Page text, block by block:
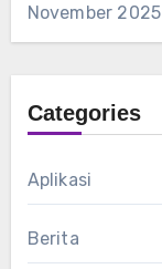
November 2025
Categories
Aplikasi
Berita